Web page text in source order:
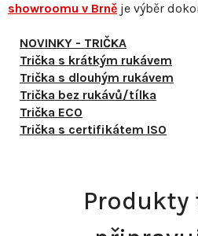
showroomu v Brně je výběr
NOVINKY - TRIČKA
Trička s krátkým rukávem
Trička s dlouhým rukávem
Trička bez rukávů/tílka
Trička ECO
Trička s certifikátem ISO
Produkty